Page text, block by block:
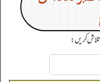
تلاش کریں: